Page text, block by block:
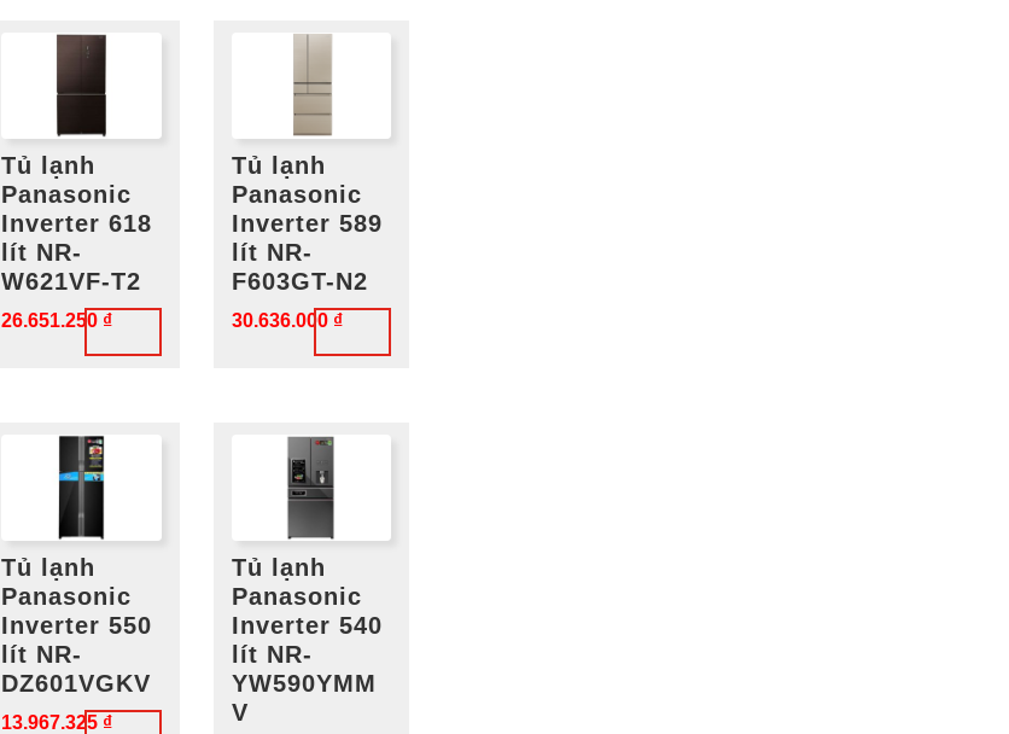
Tủ lạnh
Panasonic
Inverter 618
lít NR-
W621VF-T2
26.651.250 ₫
Tủ lạnh
Panasonic
Inverter 589
lít NR-
F603GT-N2
30.636.000 ₫
Tủ lạnh
Panasonic
Inverter 550
lít NR-
DZ601VGKV
13.967.325 ₫
Tủ lạnh
Panasonic
Inverter 540
lít NR-
YW590YMM
V